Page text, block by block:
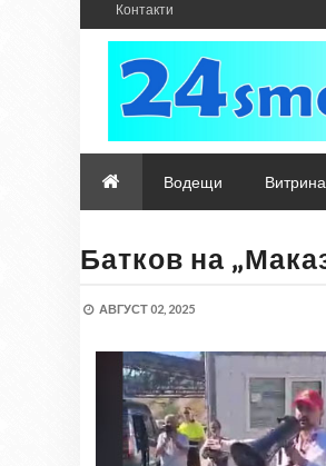
Контакти
Водещи Витрина
Батков на
АВГУСТ 02, 2025